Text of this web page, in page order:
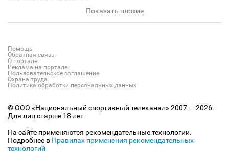
Показать плохие
Помощь
Обратная связь
О портале
Реклама на портале
Пользовательское соглашение
Охрана труда
Политика обработки персональных данных
© ООО «Национальный спортивный телеканал» 2007 — 2026.
Для лиц старше 18 лет
На сайте применяются рекомендательные технологии.
Подробнее в Правилах применения рекомендательных
технологий